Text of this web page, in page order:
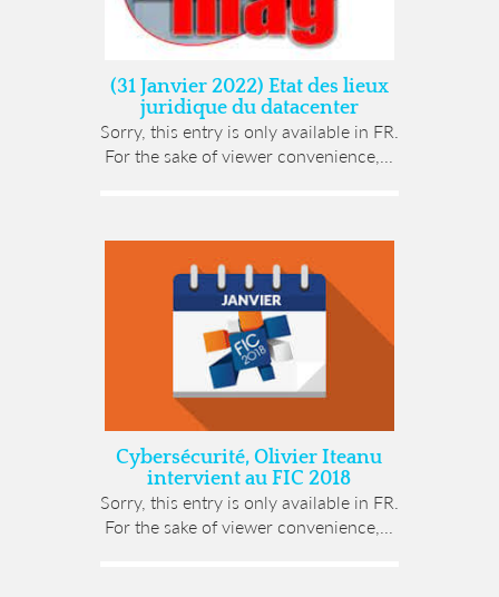
(31 Janvier 2022) Etat des lieux
juridique du datacenter
Sorry, this entry is only available in FR.
For the sake of viewer convenience,...
Cybersécurité, Olivier Iteanu
intervient au FIC 2018
Sorry, this entry is only available in FR.
For the sake of viewer convenience,...